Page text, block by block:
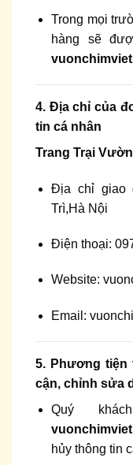
Trong mọi
hàng sẽ
4. Địa chỉ của
tin cá nhân
Trang Trại
Địa chỉ giao
Trì,Hà Nội
Điện thoại:
Website:
Email:
5. Phương tiện
cận, chỉnh sửa
Quý
hủy thông tin